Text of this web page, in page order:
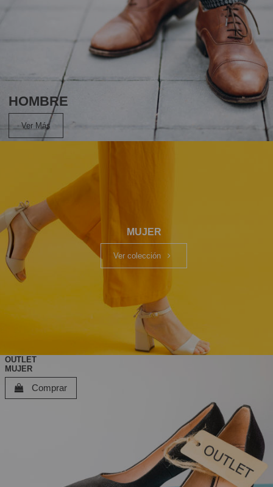
HOMBRE
Ver Más
MUJER
Ver colección
OUTLET
MUJER
Comprar